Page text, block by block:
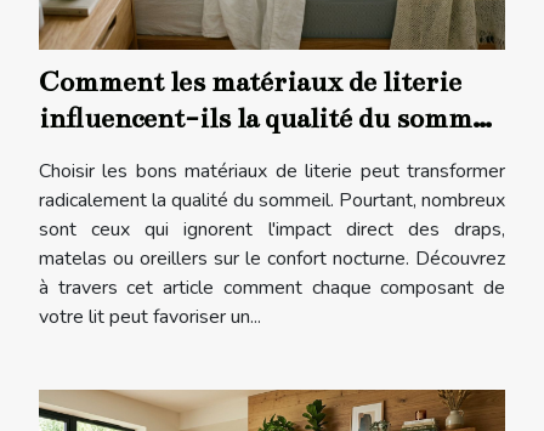
Comment les matériaux de literie
influencent-ils la qualité du sommeil
Choisir les bons matériaux de literie peut transformer
radicalement la qualité du sommeil. Pourtant, nombreux
sont ceux qui ignorent l'impact direct des draps,
matelas ou oreillers sur le confort nocturne. Découvrez
à travers cet article comment chaque composant de
votre lit peut favoriser un...